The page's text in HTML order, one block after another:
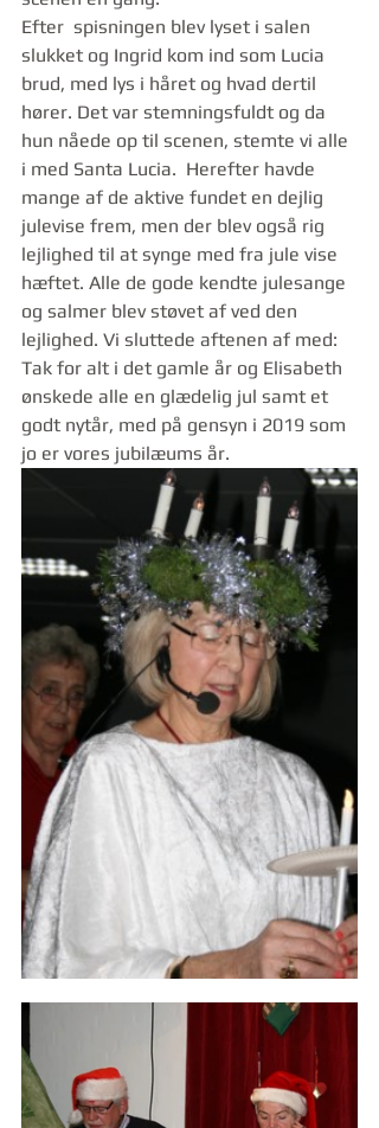
Efter  spisningen blev lyset i salen
slukket og Ingrid kom ind som Lucia
brud, med lys i håret og hvad dertil
hører. Det var stemningsfuldt og da
hun nåede op til scenen, stemte vi alle
i med Santa Lucia.  Herefter havde
mange af de aktive fundet en dejlig
julevise frem, men der blev også rig
lejlighed til at synge med fra jule vise
hæftet. Alle de gode kendte julesange
og salmer blev støvet af ved den
lejlighed. Vi sluttede aftenen af med:
Tak for alt i det gamle år og Elisabeth
ønskede alle en glædelig jul samt et
godt nytår, med på gensyn i 2019 som
jo er vores jubilæums år.